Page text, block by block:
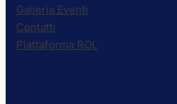
Galleria Eventi
Contatti
Piattaforma ROL